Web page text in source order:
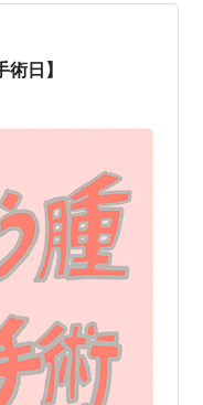
が、医療従事者ス
起こしてクラクラ
に。尿の管を抜く
日】